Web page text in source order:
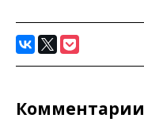
Комментарии